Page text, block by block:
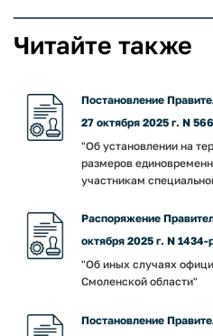
Читайте также
Постановление
27 октября 2025 г. N
"Об установлении на
размеров
участникам
Распоряжение
октября 2025 г. N 1434-
"Об иных случаях
Смоленской области"
Постановление